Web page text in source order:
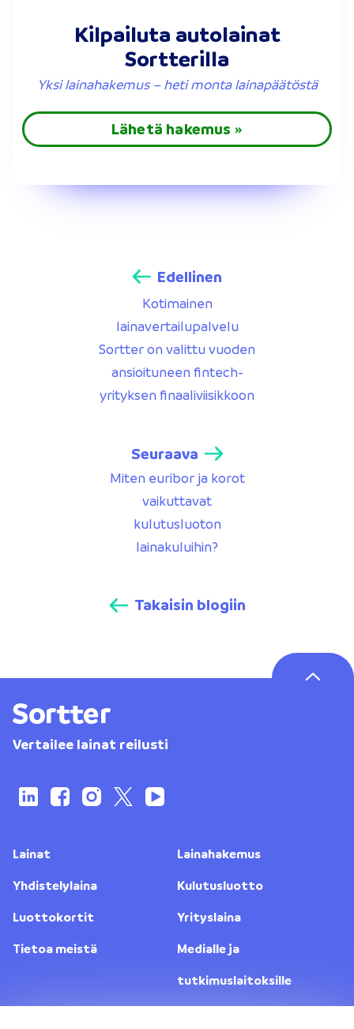
Kilpailuta autolainat
Sortterilla
Yksi lainahakemus – heti monta lainapäätöstä
Lähetä hakemus »
Edellinen
Kotimainen
lainavertailupalvelu
Sortter on valittu vuoden
ansioituneen fintech-
yrityksen finaaliviisikkoon
Seuraava
Miten euribor ja korot
vaikuttavat
kulutusluoton
lainakuluihin?
Takaisin blogiin
Vertailee lainat reilusti
Lainat
Lainahakemus
Yhdistelylaina
Kulutusluotto
Luottokortit
Yrityslaina
Tietoa meistä
Medialle ja
tutkimuslaitoksille